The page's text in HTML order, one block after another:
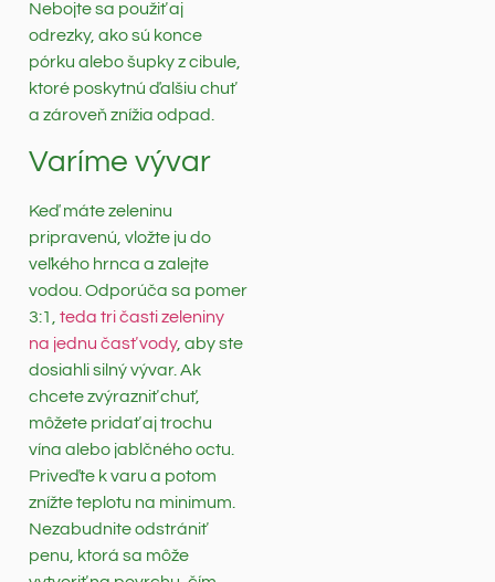
Nebojte sa použiť aj
odrezky, ako sú konce
pórku alebo šupky z cibule,
ktoré poskytnú ďalšiu chuť
a zároveň znížia odpad.
Varíme vývar
Keď máte zeleninu
pripravenú, vložte ju do
veľkého hrnca a zalejte
vodou. Odporúča sa pomer
3:1, teda tri časti zeleniny
na jednu časť vody, aby ste
dosiahli silný vývar. Ak
chcete zvýrazniť chuť,
môžete pridať aj trochu
vína alebo jablčného octu.
Priveďte k varu a potom
znížte teplotu na minimum.
Nezabudnite odstrániť
penu, ktorá sa môže